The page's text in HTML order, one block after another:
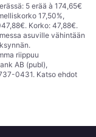
5 erää à 174,65€
17,50%,
Korko: 47,88€.
asuville vähintään
riippuu
AB (publ),
0431. Katso ehdot